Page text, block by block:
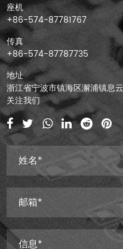
座机
+86-574-87781767
传真
+86-574-87787735
地址
浙江省宁波市镇海区澥浦镇息
关注我们